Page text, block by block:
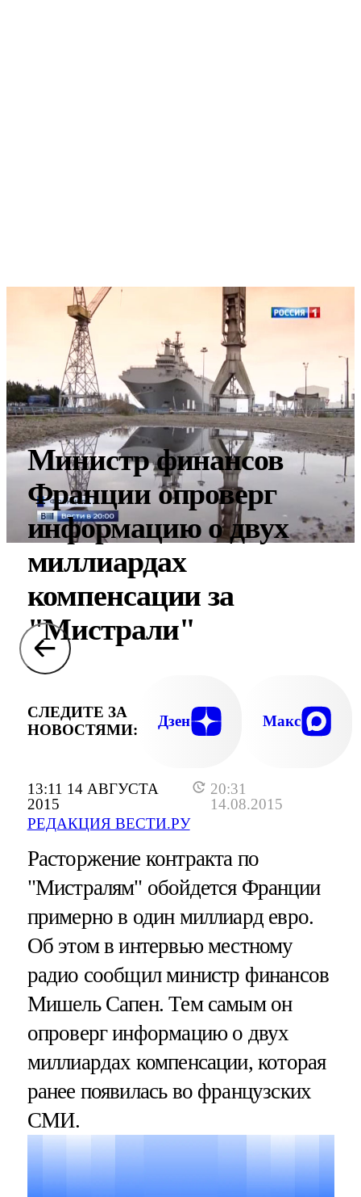
13:11 14 АВГУСТА
2015
20:31
14.08.2015
РЕДАКЦИЯ ВЕСТИ.РУ
Министр финансов
Франции опроверг
информацию о двух
миллиардах
компенсации за
"Мистрали"
СЛЕДИТЕ ЗА
НОВОСТЯМИ:
Дзен Макс
Расторжение контракта по
"Мистралям" обойдется Франции
примерно в один миллиард евро.
Об этом в интервью местному
радио сообщил министр финансов
Мишель Сапен. Тем самым он
опроверг информацию о двух
миллиардах компенсации, которая
ранее появилась во французских
СМИ.